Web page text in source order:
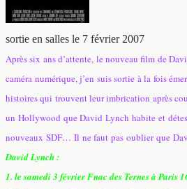
sortie en salles le 7 février 2007
Après six ans d’attente, le nouveau film de
caméra numérique, j’en suis sortie à la fois
histoires qui trouvent leur imbrication après
un Hollywood que David Lynch habite et
nouveaux SDF… Il ne faut pas oublier que
David Lynch :
1. le samedi 3 février Fnac des Ternes à Paris